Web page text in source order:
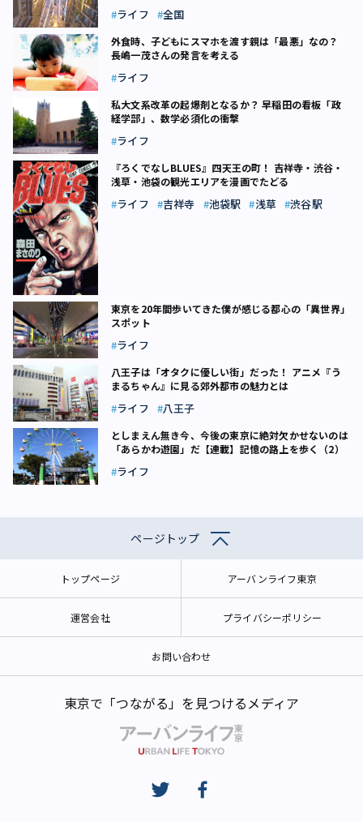
ライフ 全国
外食時、子どもにスマホを渡す親は「最悪」なの？
長嶋一茂さんの発言を考える
ライフ
私大文系改革の起爆剤となるか？ 早稲田の看板「政
経学部」、数学必須化の衝撃
ライフ
『ろくでなしBLUES』四天王の町！ 吉祥寺・渋谷・
浅草・池袋の観光エリアを漫画でたどる
ライフ 吉祥寺 池袋駅 浅草 渋谷駅
東京を20年間歩いてきた僕が感じる都心の「異世界」
スポット
ライフ
八王子は「オタクに優しい街」だった！ アニメ『う
まるちゃん』に見る郊外都市の魅力とは
ライフ 八王子
としまえん無き今、今後の東京に絶対欠かせないのは
「あらかわ遊園」だ【連載】記憶の路上を歩く（2）
ライフ
ページトップ
トップページ アーバンライフ東京
運営会社 プライバシーポリシー
お問い合わせ
東京で「つながる」を見つけるメディア